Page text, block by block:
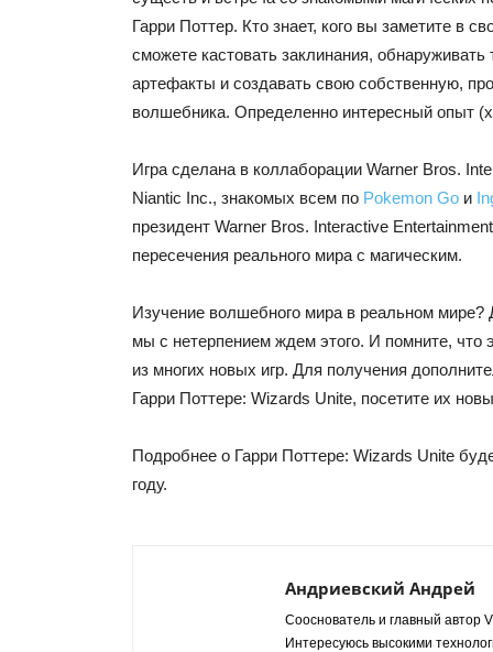
Гарри Поттер. Кто знает, кого вы заметите в
сможете кастовать заклинания, обнаруживать
артефакты и создавать свою собственную,
волшебника. Определенно интересный опыт
Игра сделана в коллаборации Warner Bros.
Niantic Inc., знакомых всем по Pokemon Go и
президент Warner Bros. Interactive
пересечения реального мира с магическим.
Изучение волшебного мира в реальном мире?
мы с нетерпением ждем этого. И помните, что
из многих новых игр. Для получения
Гарри Поттере: Wizards Unite, посетите их
Подробнее о Гарри Поттере: Wizards Unite
году.
Андриевский Андрей
Сооснователь и главный автор
Интересуюсь высокими